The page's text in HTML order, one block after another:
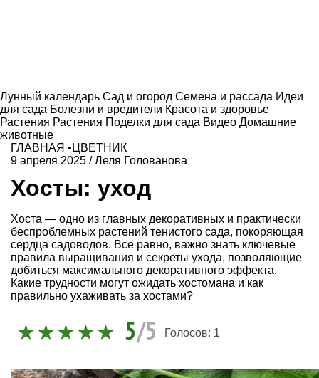
Лунный календарь Сад и огород Семена и рассада Идеи
для сада Болезни и вредители Красота и здоровье
Растения Растения Поделки для сада Видео Домашние
животные
ГЛАВНАЯ • ЦВЕТНИК
9 апреля 2025 /Леля Голованова
Хосты: уход
Хоста — одно из главных декоративных и практически
беспроблемных растений тенистого сада, покоряющая
сердца садоводов. Все равно, важно знать ключевые
правила выращивания и секреты ухода, позволяющие
добиться максимального декоративного эффекта.
Какие трудности могут ожидать хостомана и как
правильно ухаживать за хостами?
5/5 Голосов: 1